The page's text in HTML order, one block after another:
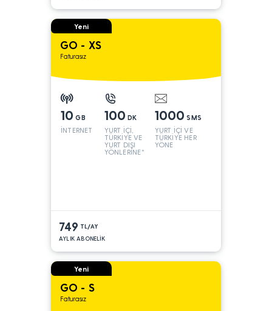
Yeni
GO - XS
Faturasız
10 GB
İNTERNET
100 DK
YURT İÇİ,
TÜRKİYE VE
YURT DIŞI
YÖNLERİNE*
1000 SMS
YURT İÇİ VE
TÜRKİYE HER
YÖNE
749 TL/AY
AYLIK ABONELİK
Yeni
GO - S
Faturasız